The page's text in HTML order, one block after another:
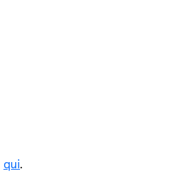
qui.